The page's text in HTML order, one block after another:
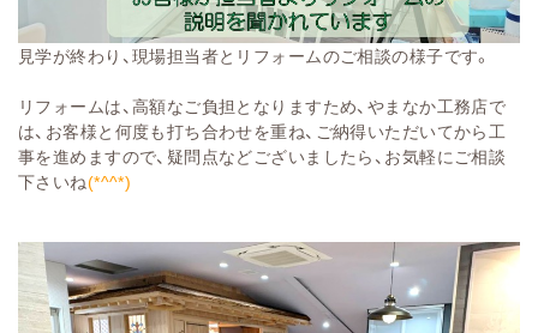
見学が終わり、現場担当者とリフォームのご相談の様子です。
リフォームは、高額なご負担となりますため、やまなか工務店で
は、お客様と何度も打ち合わせを重ね、ご納得いただいてから工
事を進めますので、疑問点などございましたら、お気軽にご相談
下さいね(*^^*)